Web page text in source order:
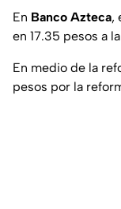
En Banco Azteca,
en 17.35 pesos a
En medio de la
pesos por la